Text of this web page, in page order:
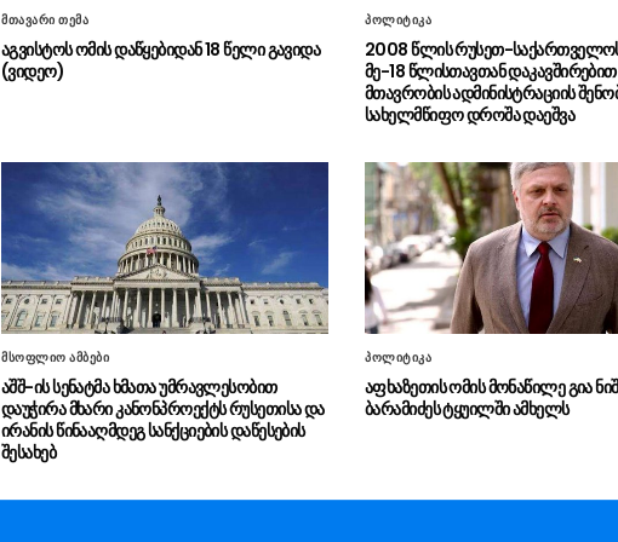
მთავარი თემა
აგვისტოს ომის დაწყებიდან 18 წელი გავიდა
(ვიდეო)
პოლიტიკა
2008 წლის რუსეთ-
მე-18 წლისთავთან დაკავშირებით
მთავრობის ადმინისტრაციის
სახელმწიფო დროშა დაეშვა
მსოფლიო ამბები
აშშ-ის სენატმა ხმათა უმრავლესობით
დაუჭირა მხარი კანონპროექტს რუსეთისა და
ირანის წინააღმდეგ სანქციების დაწესების
შესახებ
პოლიტიკა
აფხაზეთის ომის მონაწილე გია
ბარამიძეს ტყუილში ამხელს